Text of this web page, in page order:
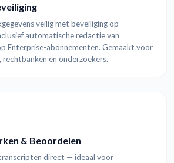
veilig met beveiliging op
automatische redactie van
Enterprise-abonnementen. Gemaakt voor
en onderzoekers.
& Beoordelen
direct — ideaal voor